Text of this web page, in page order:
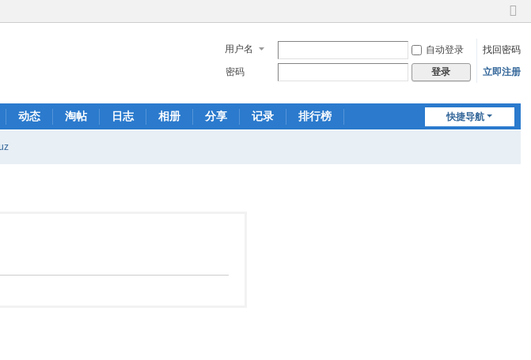
切
到
窄
用户名 自动登录
找回密码
密码
登录 立即注册
快捷导航
动态 淘帖 日志 相册 分享 记录 排行榜